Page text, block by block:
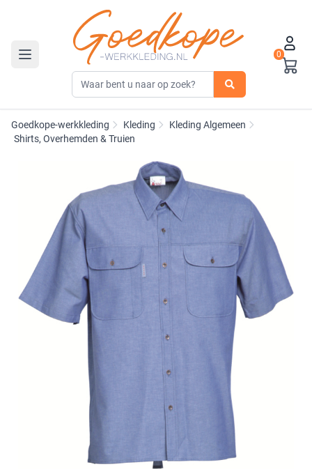
Toggle navigation
0
Goedkope-werkkleding Kleding
Kleding Algemeen
Shirts, Overhemden & Truien